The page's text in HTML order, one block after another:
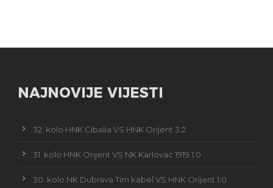
NAJNOVIJE VIJESTI
32. kolo HNK Cibalia VS HNK Orijent 3:2
31. kolo HNK Orijent VS NK Karlovac 1919 1:0
30. kolo NK Dubrava Tim kabel VS HNK Orijent 1:0